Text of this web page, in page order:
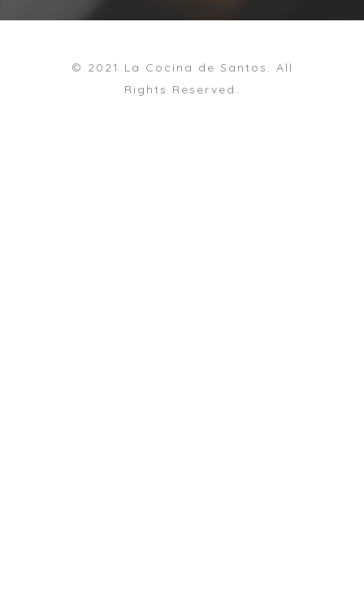
© 2021 La Cocina de Santos. All
Rights Reserved.